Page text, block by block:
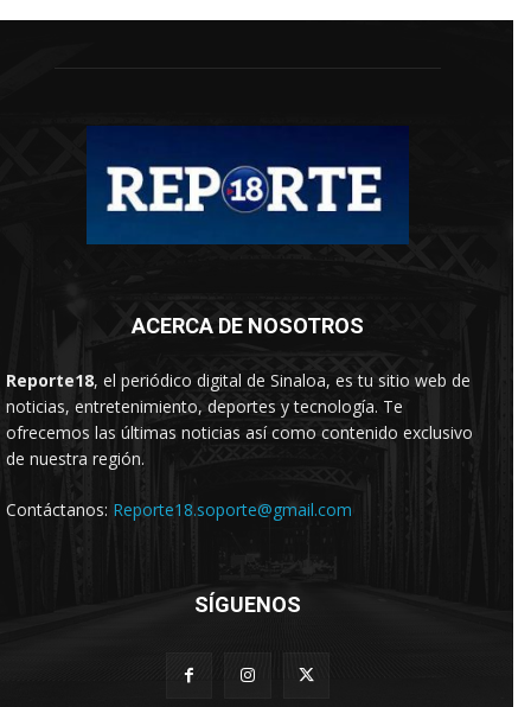
ACERCA DE NOSOTROS
Reporte18, el periódico digital de Sinaloa, es tu sitio web de
noticias, entretenimiento, deportes y tecnología. Te
ofrecemos las últimas noticias así como contenido exclusivo
de nuestra región.
Contáctanos: Reporte18.soporte@gmail.com
SÍGUENOS